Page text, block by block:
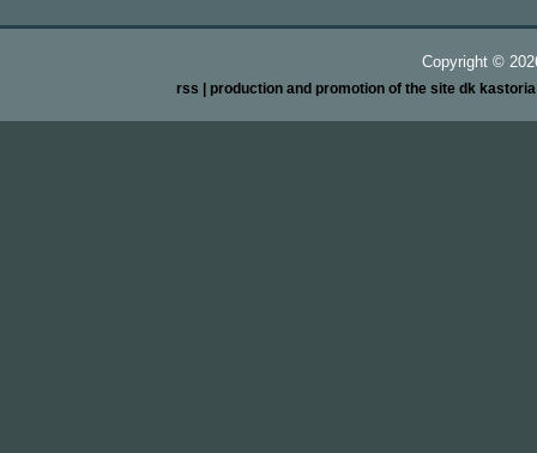
Copyright ©
rss | production and promotion of the site dk